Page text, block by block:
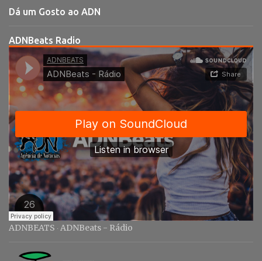
t
r
i
s
Dá um Gosto ao ADN
ADNBeats Radio
ADNBEATS · ADNBeats - Rádio